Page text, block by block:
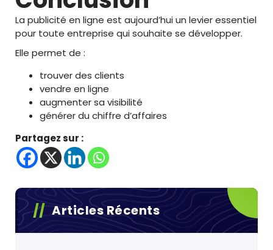
La publicité en ligne est aujourd’hui un levier essentiel
pour toute entreprise qui souhaite se développer.
Elle permet de :
trouver des clients
vendre en ligne
augmenter sa visibilité
générer du chiffre d’affaires
Partagez sur :
Articles Récents